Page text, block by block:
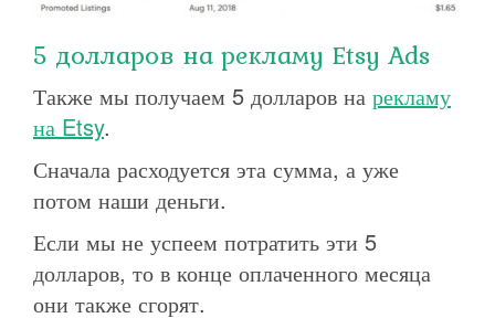
5 долларов на рекламу Etsy Ads
Также мы получаем 5 долларов на рекламу
на Etsy.
Сначала расходуется эта сумма, а уже
потом наши деньги.
Если мы не успеем потратить эти 5
долларов, то в конце оплаченного месяца
они также сгорят.